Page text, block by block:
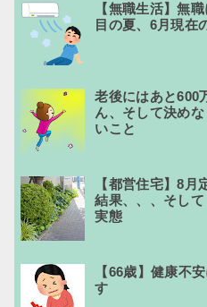
【無職生活】無
目の夏、6月現在
老後にはあと600
ん、そして決め
いこと
【都営住宅】8月
結果、、、そし
実態
【66歳】健康不
す